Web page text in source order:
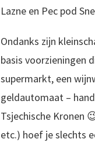
Lazne en Pec pod
Ondanks zijn
basis voorzieningen
supermarkt, een
geldautomaat –
Tsjechische Kronen
etc.) hoef je slechts